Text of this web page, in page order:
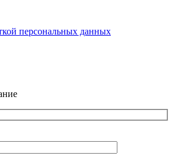
персональных данных